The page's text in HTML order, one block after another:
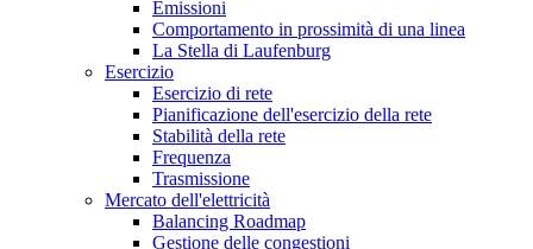
Emissioni
Comportamento in prossimità di una linea
La Stella di Laufenburg
Esercizio
Esercizio di rete
Pianificazione dell'esercizio della rete
Stabilità della rete
Frequenza
Trasmissione
Mercato dell'elettricità
Balancing Roadmap
Gestione delle congestioni